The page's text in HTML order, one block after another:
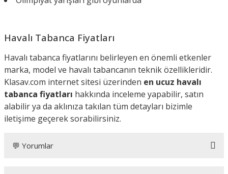
Havalı Tabanca Fiyatları
Havalı tabanca fiyatlarını belirleyen en önemli etkenler
marka, model ve havalı tabancanın teknik özellikleridir.
Klasav.com internet sitesi üzerinden en ucuz havalı
tabanca fiyatları hakkında inceleme yapabilir, satın
alabilir ya da aklınıza takılan tüm detayları bizimle
iletişime geçerek sorabilirsiniz.
💬 Yorumlar